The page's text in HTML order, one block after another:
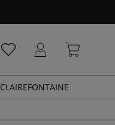
CLAIREFONTAINE